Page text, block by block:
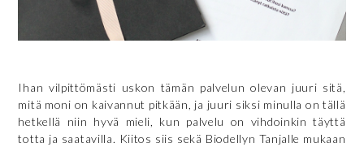
Ihan vilpittömästi uskon tämän palvelun olevan juuri sitä,
mitä moni on kaivannut pitkään, ja juuri siksi minulla on tällä
hetkellä niin hyvä mieli, kun palvelu on vihdoinkin täyttä
totta ja saatavilla. Kiitos siis sekä Biodellyn Tanjalle mukaan